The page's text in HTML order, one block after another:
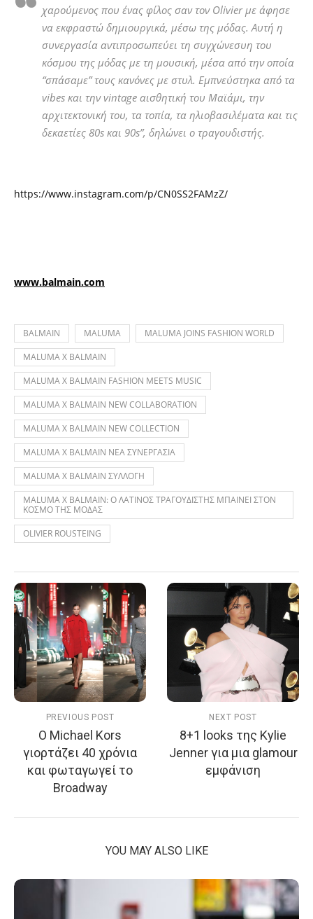
χαρούμενος που ένας φίλος σαν τον Olivier με άφησε
να εκφραστώ δημιουργικά, μέσω της μόδας. Αυτή η
συνεργασία αντιπροσωπεύει τη συγχώνεσυη του
κόσμου της μόδας με τη μουσική, μέσα από την οποία
“σπάσαμε” τους κανόνες με στυλ. Εμπνεύστηκα από τα
vibes και την vintage αισθητική του Μαϊάμι, την
αρχιτεκτονική του, τα τοπία, τα ηλιοβασιλέματα και τις
δεκαετίες 80s και 90s”, δηλώνει ο τραγουδιστής.
https://www.instagram.com/p/CN0SS2FAMzZ/
www.balmain.com
BALMAIN MALUMA
MALUMA JOINS FASHION WORLD
MALUMA X BALMAIN
MALUMA X BALMAIN FASHION MEETS MUSIC
MALUMA X BALMAIN NEW COLLABORATION
MALUMA X BALMAIN NEW COLLECTION
MALUMA X BALMAIN ΝΕΑ ΣΥΝΕΡΓΑΣΙΑ
MALUMA X BALMAIN ΣΥΛΛΟΓΗ
MALUMA X BALMAIN: Ο ΛΑΤΙΝΟΣ ΤΡΑΓΟΥΔΙΣΤΗΣ ΜΠΑΙΝΕΙ ΣΤΟΝ
ΚΟΣΜΟ ΤΗΣ ΜΟΔΑΣ
OLIVIER ROUSTEING
PREVIOUS POST
Ο Michael Kors
γιορτάζει 40 χρόνια
και φωταγωγεί το
Broadway
NEXT POST
8+1 looks της Kylie
Jenner για μια glamour
εμφάνιση
YOU MAY ALSO LIKE